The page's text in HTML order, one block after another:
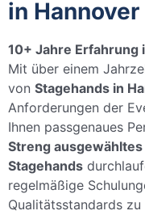
in
10+ Jahre Erfahrung
Mit über einem
von Stagehands in
Anforderungen der
Ihnen passgenaues
Streng
Stagehands
regelmäßige
Qualitätsstandards